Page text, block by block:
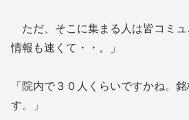
ただ、そこに集まる人は皆コミ
情報も速くて・・。」
「院内で３０人くらいですかね。
す。」